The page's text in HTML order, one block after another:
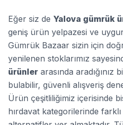
Eğer siz de Yalova gümrük
geniş ürün yelpazesi ve
Gümrük Bazaar sizin için
yenilenen stoklarımız
ürünler arasında
bulabilir, güvenli alışveriş
Ürün çeşitliliğimiz içerisinde
hırdavat kategorilerinde